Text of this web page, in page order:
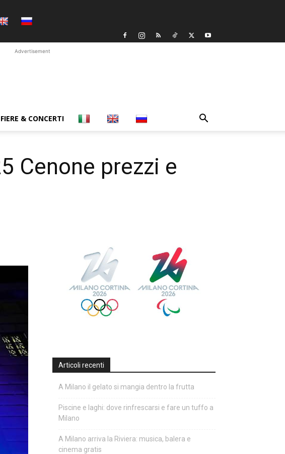
Advertisement
FIERE & CONCERTI
Cenone prezzi e
Articoli recenti
A Milano il gelato si mangia dentro la frutta
Piscine e laghi: dove rinfrescarsi e fare un tuffo a
Milano
A Milano arriva la Riviera: musica, balera e
cinema gratis